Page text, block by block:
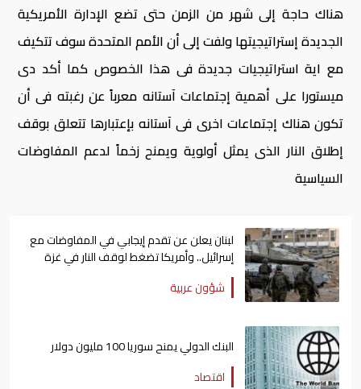
هناك حاجة إلى شهر من الزمن حتى تضع الإدارة الأمريكية
الجديدة إستراتيجيتها ولفت إلى أن الأمم المتحدة سوف تتكيف
مع اية استراتيجيات جديدة فى هذا الخصوص كما أكد دى
ميستورا على أهمية إجتماعات آستانه معرباً عن رغبته فى أن
تكون هناك إجتماعات اخرى فى آستانه بإعتبارها تتعلق بوقف
إطلاق النار الذى يمثل أولوية ويمنح زخماً لدعم المفاوضات
السياسية
لبنان يعلن عن تقدم إيجابي في المفاوضات مع
إسرائيل.. وأمريكا تضغط لوقف النار في غزة
شؤون عربية
البنك الدولي يمنح سوريا 100 مليون دولار
اقتصاد